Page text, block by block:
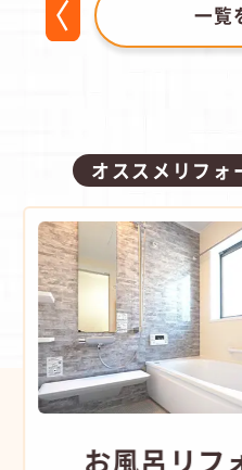
一覧
オススメリフォ
お風呂 リフ